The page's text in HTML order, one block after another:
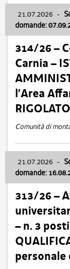
21.07.2026 -
domande:
314/26 –
Carnia –
l’Area
RIGOLATO
Comunità di
21.07.2026 -
domande:
313/26 –
– n. 3
personale